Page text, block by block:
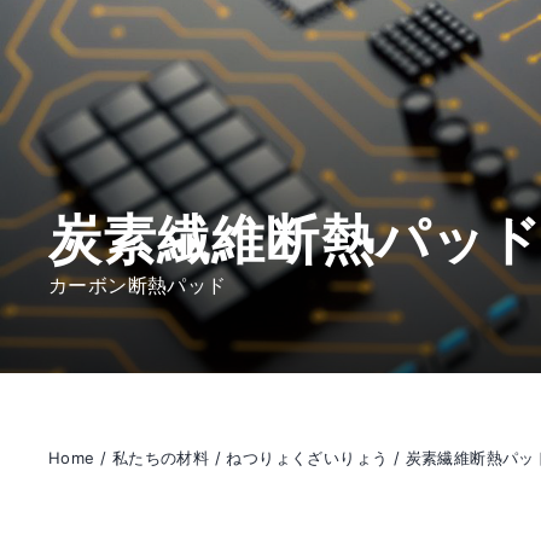
炭素繊維断熱パッド
カーボン断熱パッド
Home / 私たちの材料 / ねつりょくざいりょう / 炭素繊維断熱パッ